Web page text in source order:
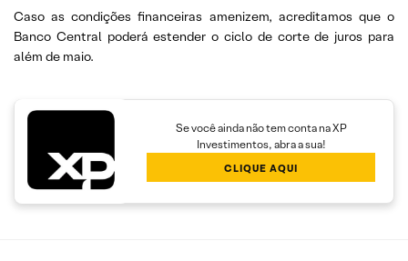
Caso as condições financeiras amenizem, acreditamos que o
Banco Central poderá estender o ciclo de corte de juros para
além de maio.
Se você ainda não tem conta na XP
Investimentos, abra a sua!
CLIQUE AQUI